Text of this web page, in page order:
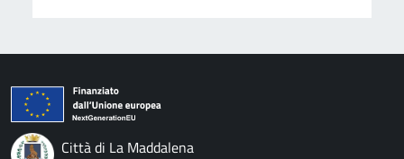
Città di La Maddalena